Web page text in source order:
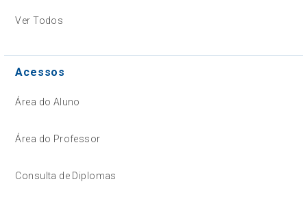
Ver Todos
Acessos
Área do Aluno
Área do Professor
Consulta de Diplomas